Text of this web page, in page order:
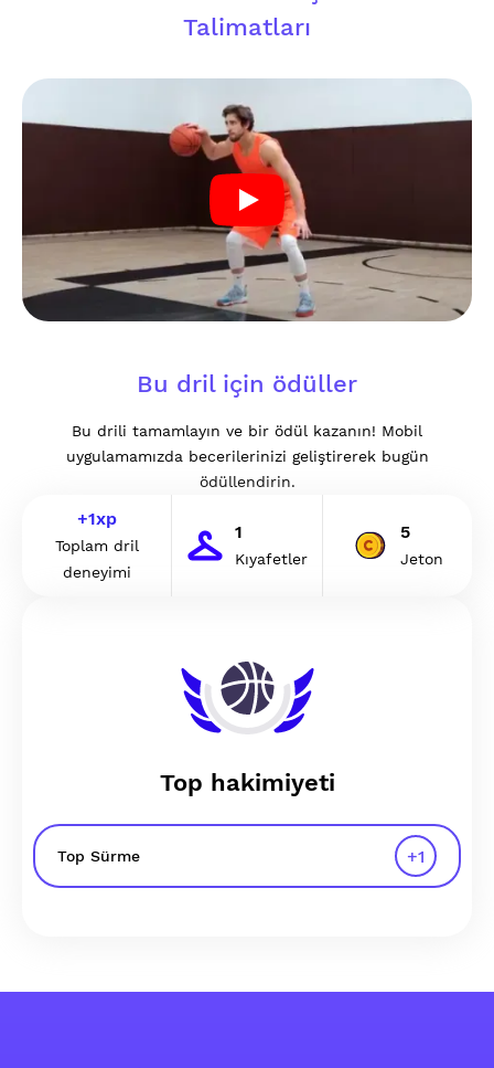
Talimatları
Bu dril için ödüller
Bu drili tamamlayın ve bir ödül kazanın! Mobil
uygulamamızda becerilerinizi geliştirerek bugün
ödüllendirin.
+1xp
Toplam dril
deneyimi
1
Kıyafetler
5
Jeton
Top hakimiyeti
Top Sürme +1